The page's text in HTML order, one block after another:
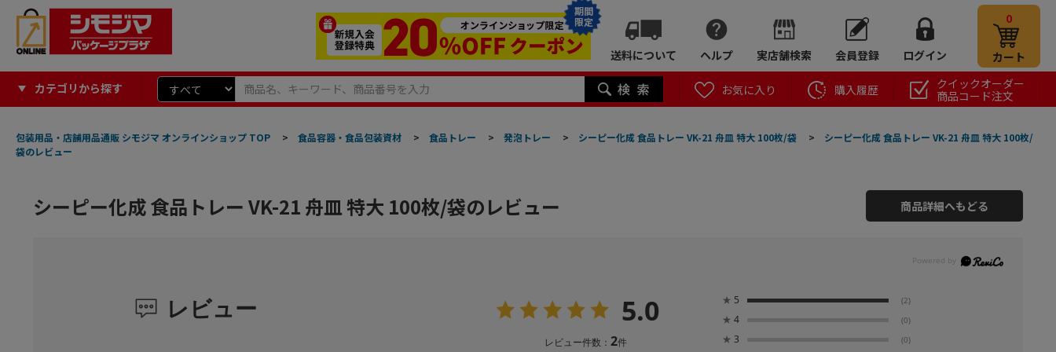
期間
限定
送料について ヘルプ 実店舗検索 会員登録 ログイン
0
カート
カテゴリから探す お気に入り 購入履歴
クイックオーダー
商品コード注文
包装用品・店舗用品通販 シモジマ オンラインショップ TOP > 食品容器・食品包装資材 > 食品トレー > 発泡トレー > シーピー化成 食品トレー VK-21 舟皿 特大 100枚/袋 >
シーピー化成 食品トレー VK-21 舟皿 特大 100枚/
袋のレビュー
シーピー化成 食品トレー VK-21 舟皿 特大 100枚/袋のレビュー 商品詳細へもどる
レビュー 5.0
レビュー件数： 2件
★ 5 (2)
★ 4 (0)
★ 3 (0)